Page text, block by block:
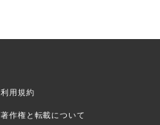
利用規約
著作権と転載について